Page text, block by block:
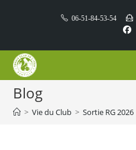
06-51-84-53-54
Blog
> Vie du Club > Sortie RG 2026